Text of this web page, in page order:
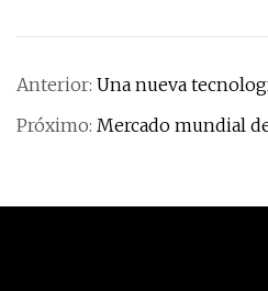
Anterior: Una nueva
Próximo: Mercado mundial